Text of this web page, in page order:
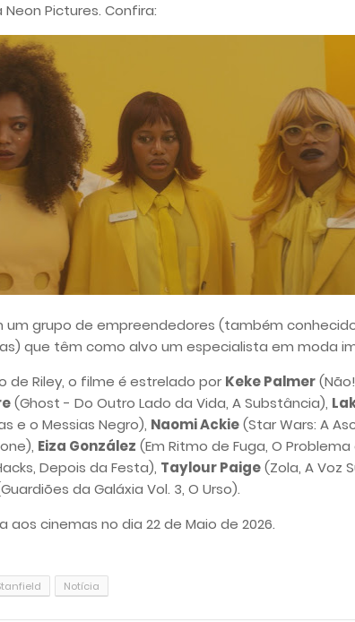
Pictures. Confira:
um grupo de empreendedores (também
que têm como alvo um especialista em moda
de Riley, o filme é estrelado por Keke Palmer
(Ghost - Do Outro Lado da Vida, A Substância),
e o Messias Negro), Naomi Ackie(Star Wars: A
Eiza González (Em Ritmo de Fuga, O Problema
Depois da Festa), Taylour Paige(Zola, A Voz
da Galáxia Vol. 3, O Urso).
aos cinemas no dia 22 de Maio de 2026.
Notícia